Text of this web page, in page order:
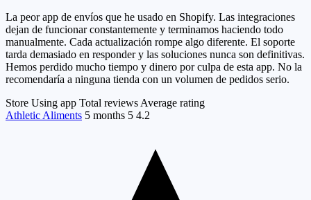
La peor app de envíos que he usado en Shopify. Las integraciones
dejan de funcionar constantemente y terminamos haciendo todo
manualmente. Cada actualización rompe algo diferente. El soporte
tarda demasiado en responder y las soluciones nunca son definitivas.
Hemos perdido mucho tiempo y dinero por culpa de esta app. No la
recomendaría a ninguna tienda con un volumen de pedidos serio.
Store Using app Total reviews Average rating
Athletic Aliments 5 months 5 4.2